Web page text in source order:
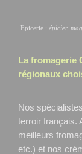
Epicerie : épicier,
La fromagerie
régionaux
Nos
terroir français.
meilleurs
etc.) et nos